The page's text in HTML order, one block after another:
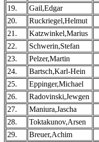
19.
Gail,Edgar
20.
Ruckriegel,Helmut
21.
Katzwinkel,Marius
22.
Schwerin,Stefan
23.
Pelzer,Martin
24.
Bartsch,Karl-Hein
25.
Eppinger,Michael
26.
Radovinski,Jewgen
27.
Maniura,Jascha
28.
Toktakunov,Arsen
29.
Breuer,Achim